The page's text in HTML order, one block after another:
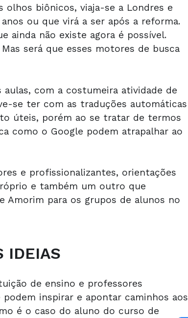
olhos biônicos, viaja-se a Londres e
ou que virá a ser após a reforma.
ainda não existe agora é possível.
será que esses motores de busca
aulas, com a costumeira atividade de
se ter com as traduções automáticas
úteis, porém ao se tratar de termos
como o Google podem atrapalhar ao
e profissionalizantes, orientações
e também um outro que
Amorim para os grupos de alunos no
IDEIAS
de ensino e professores
inspirar e apontar caminhos aos
é o caso do aluno do curso de